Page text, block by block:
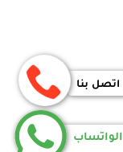
اتصل بنا
الواتساب